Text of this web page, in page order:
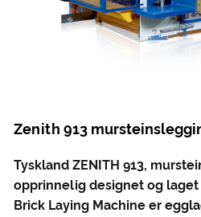
Zenith 913
Tyskland ZENITH 913,
opprinnelig designet og laget
Brick Laying Machine er